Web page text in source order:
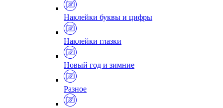
Наклейки буквы и цифры
Наклейки глазки
Новый год и зимние
Разное